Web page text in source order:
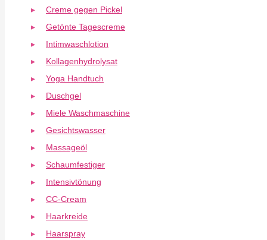
Creme gegen Pickel
Getönte Tagescreme
Intimwaschlotion
Kollagenhydrolysat
Yoga Handtuch
Duschgel
Miele Waschmaschine
Gesichtswasser
Massageöl
Schaumfestiger
Intensivtönung
CC-Cream
Haarkreide
Haarspray